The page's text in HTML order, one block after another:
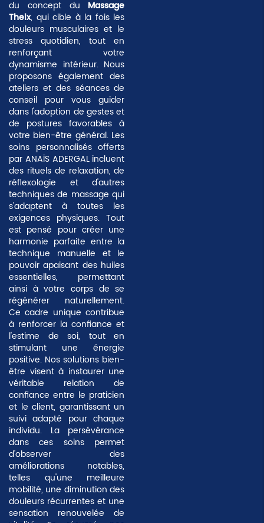
du concept du Massage
Theix, qui cible à la fois les
douleurs musculaires et le
stress quotidien, tout en
renforçant votre
dynamisme intérieur. Nous
proposons également des
ateliers et des séances de
conseil pour vous guider
dans l'adoption de gestes et
de postures favorables à
votre bien-être général. Les
soins personnalisés offerts
par ANAÏS ADERGAL incluent
des rituels de relaxation, de
réflexologie et d'autres
techniques de massage qui
s'adaptent à toutes les
exigences physiques. Tout
est pensé pour créer une
harmonie parfaite entre la
technique manuelle et le
pouvoir apaisant des huiles
essentielles, permettant
ainsi à votre corps de se
régénérer naturellement.
Ce cadre unique contribue
à renforcer la confiance et
l'estime de soi, tout en
stimulant une énergie
positive. Nos solutions bien-
être visent à instaurer une
véritable relation de
confiance entre le praticien
et le client, garantissant un
suivi adapté pour chaque
individu. La persévérance
dans ces soins permet
d'observer des
améliorations notables,
telles qu'une meilleure
mobilité, une diminution des
douleurs récurrentes et une
sensation renouvelée de